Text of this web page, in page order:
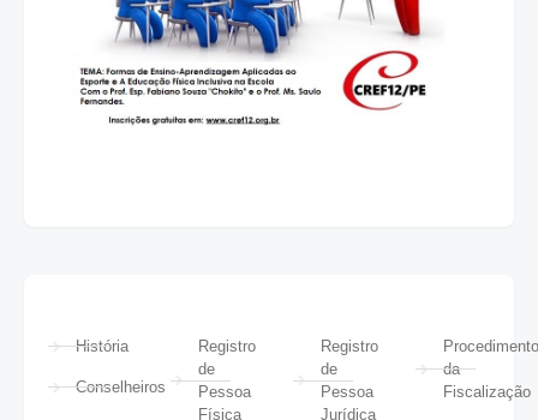
História
Conselheiros
Registro
de
Pessoa
Física
Registro
de
Pessoa
Jurídica
da
Fiscalização